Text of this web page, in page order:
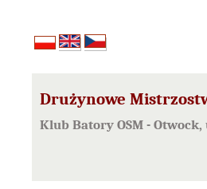
Drużynowe
Klub Batory OSM -